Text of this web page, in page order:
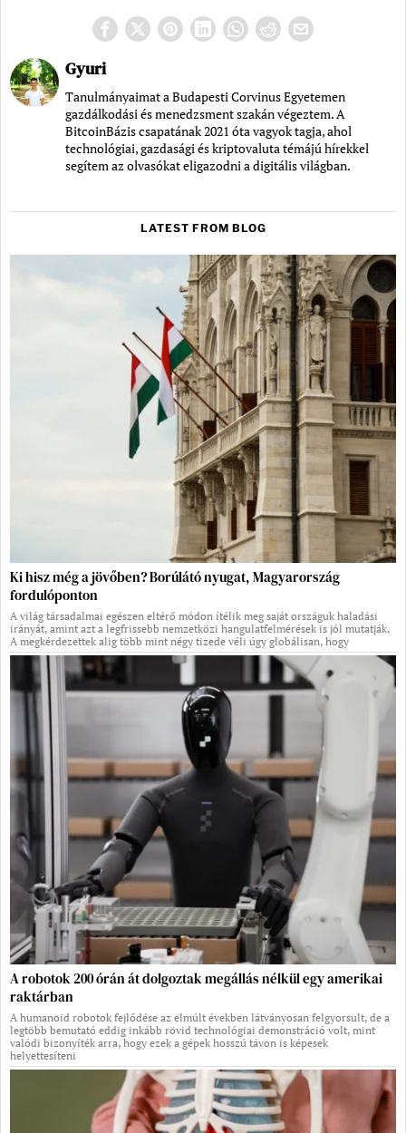
Gyuri
Tanulmányaimat a Budapesti Corvinus Egyetemen
gazdálkodási és menedzsment szakán végeztem. A
BitcoinBázis csapatának 2021 óta vagyok tagja, ahol
technológiai, gazdasági és kriptovaluta témájú hírekkel
segítem az olvasókat eligazodni a digitális világban.
LATEST FROM BLOG
Ki hisz még a jövőben? Borúlátó nyugat, Magyarország
fordulóponton
A világ társadalmai egészen eltérő módon ítélik meg saját országuk haladási
irányát, amint azt a legfrissebb nemzetközi hangulatfelmérések is jól mutatják.
A megkérdezettek alig több mint négy tizede véli úgy globálisan, hogy
A robotok 200 órán át dolgoztak megállás nélkül egy amerikai
raktárban
A humanoid robotok fejlődése az elmúlt években látványosan felgyorsult, de a
legtöbb bemutató eddig inkább rövid technológiai demonstráció volt, mint
valódi bizonyíték arra, hogy ezek a gépek hosszú távon is képesek
helyettesíteni